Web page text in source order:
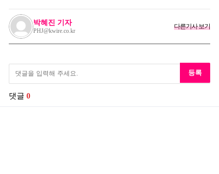
박혜진 기자
PHJ@kwire.co.kr
다른기사 보기
등록
댓글 0